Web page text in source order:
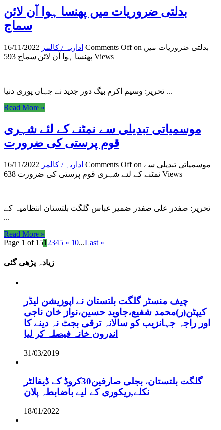
بدلتی ضروریات میں پھنسا ہوا آن لائن
سماج
16/11/2022 اداریہ / کالمز Comments Offon بدلتی ضروریات میں
پھنسا ہوا آن لائن سماج 593 Views
تحریر: وسیم اکرم بیگ دور جدید نے جہاں پوری دنیا ...
Read More »
موسمیاتی تبدیلی سے نمٹنے کے لئے شہری
قوم پرستی کی ضرورت
16/11/2022 اداریہ / کالمز Comments Offon موسمیاتی تبدیلی سے
نمٹنے کے لئے شہری قوم پرستی کی ضرورت 638 Views
تحریر: صفدر علی صفدر ضمیر عباس گلگت بلتستان انتظامیہ کے
...
Read More »
Page 1 of 151 2345 » 10...Last »
زیادہ پڑھی گئی
چیف منسٹر گلگت بلتستان نے اپوزیشن لیڈر
کیپٹن(ر)محمد شفیع،جاوید حسین،نواز خان ناجی
اور راجہ جہانزیب کو سالانہ ترقی بجٹ نہ دینے کا
اندرون خانہ فیصلہ کر لیا
31/03/2019
گلگت بلتستان، بجلی صارفین30کروڈ کے ڈیفالٹر
نکلے,ریکوری کے لیے باضابطہ پلان
18/01/2022